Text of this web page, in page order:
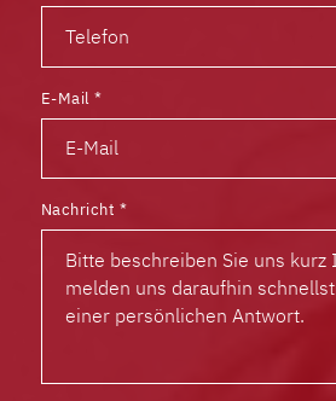
E-Mail*
Nachricht *